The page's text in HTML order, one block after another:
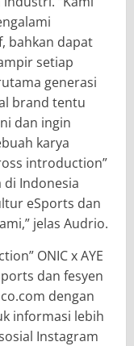
bahkan dapat
setiap
generasi
brand tentu
dan ingin
karya
introduction”
Indonesia
eSports dan
jelas Audrio.
ONIC x AYE
dan fesyen
dengan
informasi lebih
Instagram